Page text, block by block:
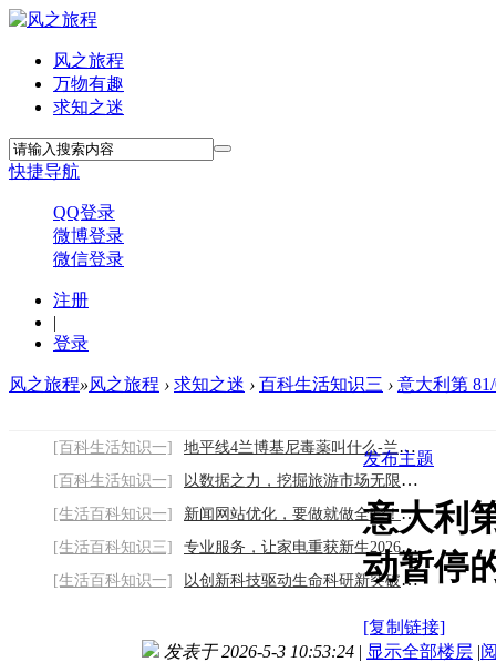
风之旅程
万物有趣
求知之迷
快捷导航
QQ登录
微博登录
微信登录
注册
|
登录
风之旅程»风之旅程 › 求知之迷 › 百科生活知识三 › 意大利第
[百科生活知识一]
地平线4兰博基尼毒薬叫什么-兰博基尼毒薬名
[百科生活知识一]
以数据之力，挖掘旅游市场无限商机2026/8/9
[生活百科知识一]
新闻网站优化，要做就做全套！2026/8/9
[生活百科知识三]
专业服务，让家电重获新生2026/8/9
[生活百科知识一]
以创新科技驱动生命科研新突破2026/8/9
发布主题
意大利
动暂停
[复制链接]
发表于 2026-5-3 10:53:24 | 显示全部楼层 |